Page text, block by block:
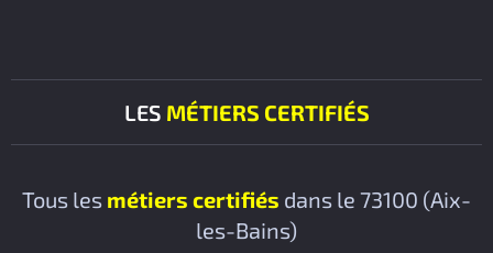
LES MÉTIERS CERTIFIÉS
Tous les métiers certifiés dans le 73100 (Aix-
les-Bains)